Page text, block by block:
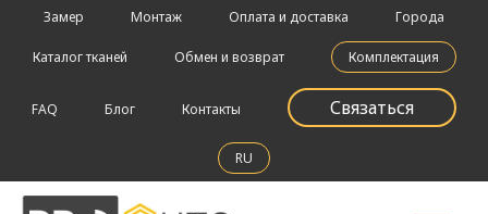
Замер Монтаж Оплата и доставка Города
Каталог тканей Обмен и возврат Комплектация
FAQ Блог Контакты Связаться
RU